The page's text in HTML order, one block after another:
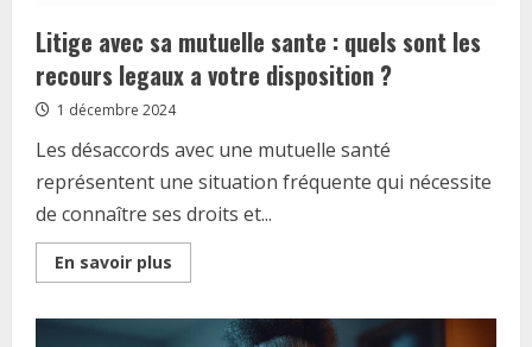
Litige avec sa mutuelle sante : quels sont les
recours legaux a votre disposition ?
1 décembre 2024
Les désaccords avec une mutuelle santé
représentent une situation fréquente qui nécessite
de connaître ses droits et...
En savoir plus
more